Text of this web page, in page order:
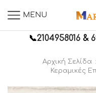
MENU
📞2104958016 &
Αρχική Σελίδα
Κεραμικές